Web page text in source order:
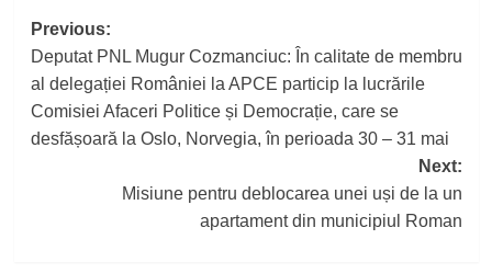
Post
navigation
Previous:
Deputat PNL Mugur Cozmanciuc: În calitate de membru
al delegației României la APCE particip la lucrările
Comisiei Afaceri Politice și Democrație, care se
desfășoară la Oslo, Norvegia, în perioada 30 – 31 mai
Next:
Misiune pentru deblocarea unei uși de la un
apartament din municipiul Roman